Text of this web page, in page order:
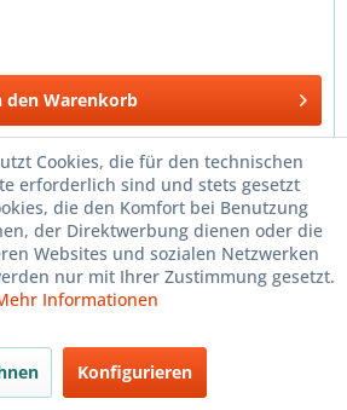
den Warenkorb
Cookies, die für den technischen
erforderlich sind und stets gesetzt
die den Komfort bei Benutzung
der Direktwerbung dienen oder die
Websites und sozialen Netzwerken
nur mit Ihrer Zustimmung gesetzt.
Informationen
Konfigurieren